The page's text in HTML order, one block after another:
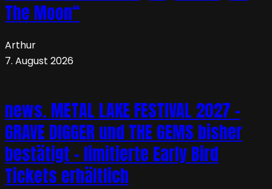
The Moon“
Arthur
7. August 2026
news. METAL LAKE FESTIVAL 2027 –
GRAVE DIGGER und THE GEMS bisher
bestätigt – limitierte Early Bird
Tickets erhältlich